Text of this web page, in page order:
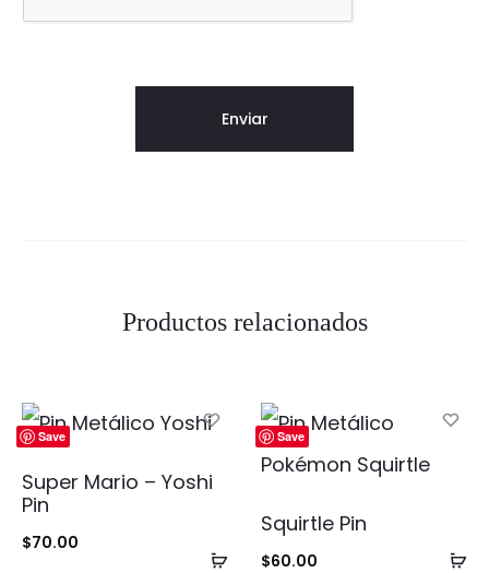
Productos relacionados
Save
Añadir
Super Mario – Yoshi
Pin
$70.00
Save
Squirtle Pin
$60.00